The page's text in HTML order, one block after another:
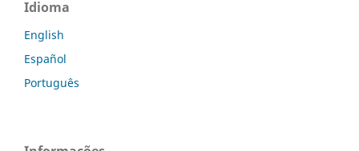
Idioma
English
Español
Português